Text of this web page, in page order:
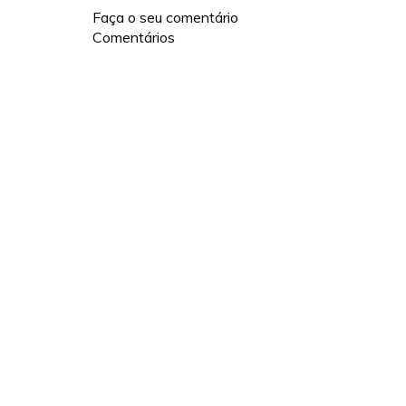
Faça o seu comentário
Comentários